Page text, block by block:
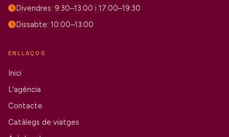
Divendres: 9:30–13:00 i 17:00–19:30
Dissabte: 10:00–13:00
ENLLAÇOS
Inici
L'agència
Contacte
Catàlegs de viatges